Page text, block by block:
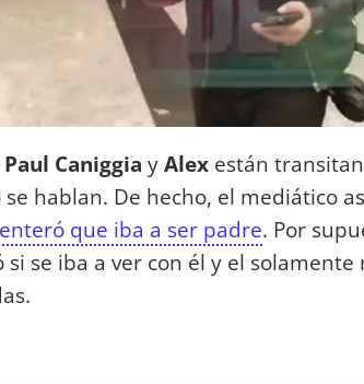
Caniggia yAlex están
hablan. De hecho, el mediático
que iba a ser padre. Por
se iba a ver con él y el